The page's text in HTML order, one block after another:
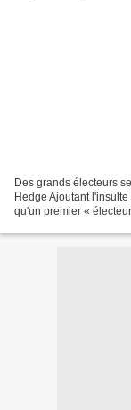
Des grands électeurs
Hedge Ajoutant
qu'un premier «